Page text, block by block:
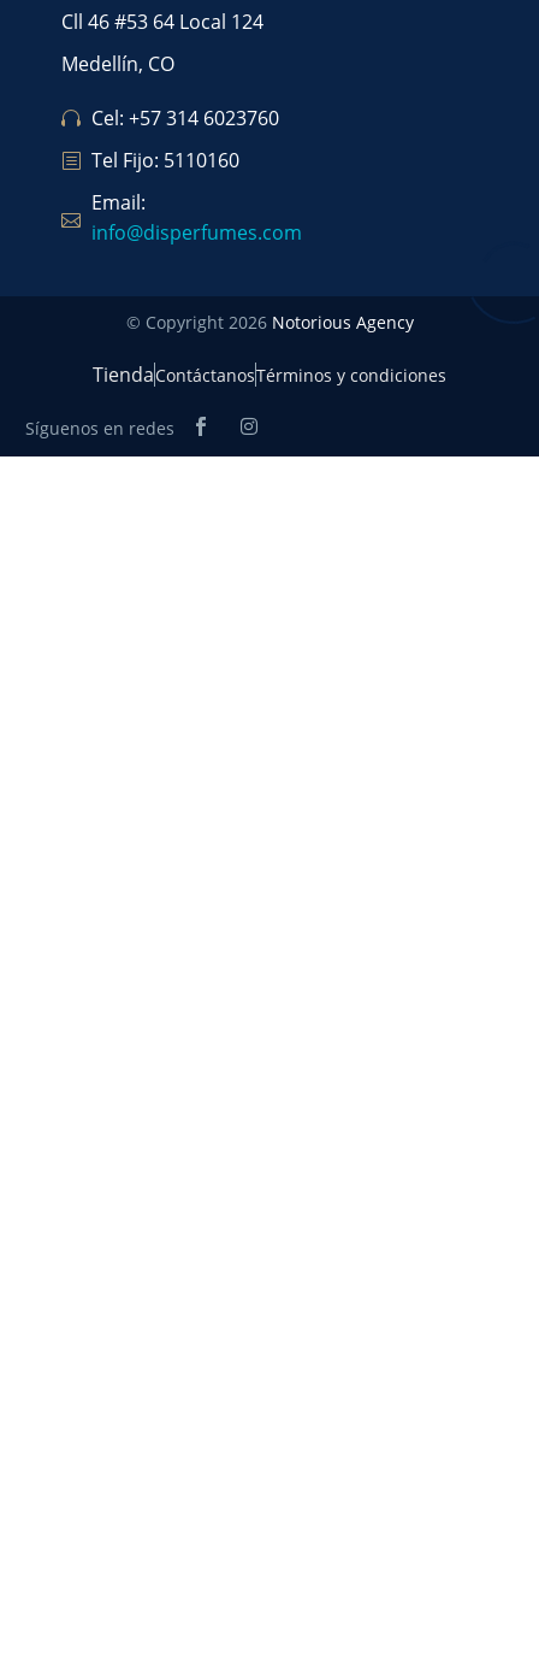
Cll 46 #53 64 Local 124
Medellín, CO
Cel: +57 314 6023760
Tel Fijo: 5110160
Email:
info@disperfumes.com
© Copyright 2026 Notorious Agency
TiendaContáctanosTérminos y condiciones
Síguenos en redes